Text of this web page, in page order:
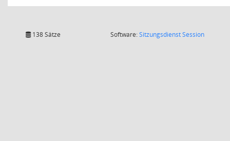
138 Sätze Software:SitzungsdienstSession(Wird in